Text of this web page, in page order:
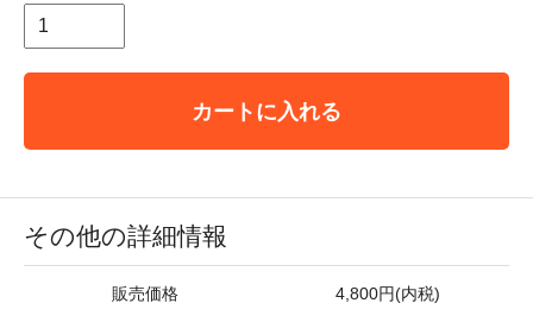
カートに入れる
その他の詳細情報
販売価格 4,800円(内税)